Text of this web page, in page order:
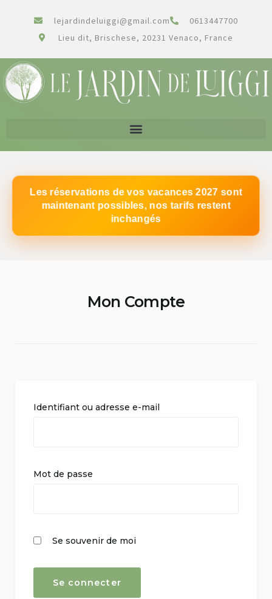
lejardindeluiggi@gmail.com
0613447700
Lieu dit, Brischese, 20231 Venaco, France
Les réservations de vos vacances 2027 sont
maintenant possibles, nos tarifs restent
inchangés
Mon Compte
Identifiant ou adresse e-mail
Mot de passe
Se souvenir de moi